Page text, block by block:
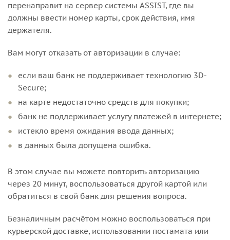
перенаправит на сервер системы ASSIST, где вы
должны ввести номер карты, срок действия, имя
держателя.
Вам могут отказать от авторизации в случае:
если ваш банк не поддерживает технологию 3D-
Secure;
на карте недостаточно средств для покупки;
банк не поддерживает услугу платежей в интернете;
истекло время ожидания ввода данных;
в данных была допущена ошибка.
В этом случае вы можете повторить авторизацию
через 20 минут, воспользоваться другой картой или
обратиться в свой банк для решения вопроса.
Безналичным расчётом можно воспользоваться при
курьерской доставке, использовании постамата или